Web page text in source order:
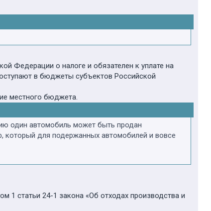
Федерации о налоге и обязателен к уплате на
в бюджеты субъектов Российской
местного бюджета.
один автомобиль может быть продан
который для подержанных автомобилей и вовсе
1 статьи 24-1 закона «Об отходах производства и